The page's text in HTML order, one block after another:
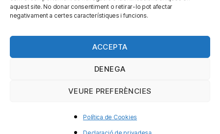
aquest site. No donar consentiment o retirar-lo pot afectar
negativament a certes característiques i funcions.
ACCEPTA
DENEGA
VEURE PREFERÈNCIES
Política de Cookies
Grup La Mútua dels Enginyers – Via Laietana, 39 2n pis –